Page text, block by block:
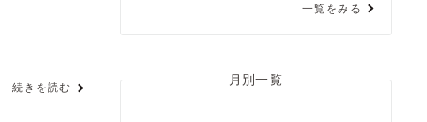
続きを読む
一覧をみる
月別一覧